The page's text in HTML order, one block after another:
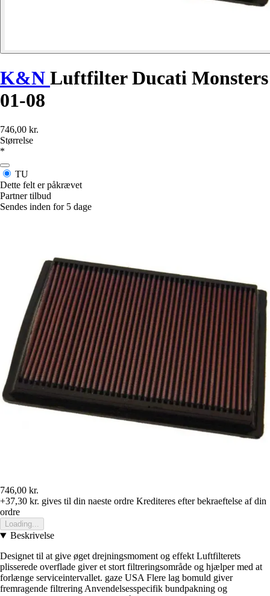
K&N Luftfilter Ducati Monsters
01-08
746,00 kr.
Størrelse
*
TU
Dette felt er påkrævet
Partner tilbud
Sendes inden for 5 dage
746,00 kr.
+37,30 kr. gives til din naeste ordre Krediteres efter bekraeftelse af din
ordre
Loading...
Beskrivelse
Designet til at give øget drejningsmoment og effekt Luftfilterets
plisserede overflade giver et stort filtreringsområde og hjælper med at
forlænge serviceintervallet. gaze USA Flere lag bomuld giver
fremragende filtrering Anvendelsesspecifik bundpakning og